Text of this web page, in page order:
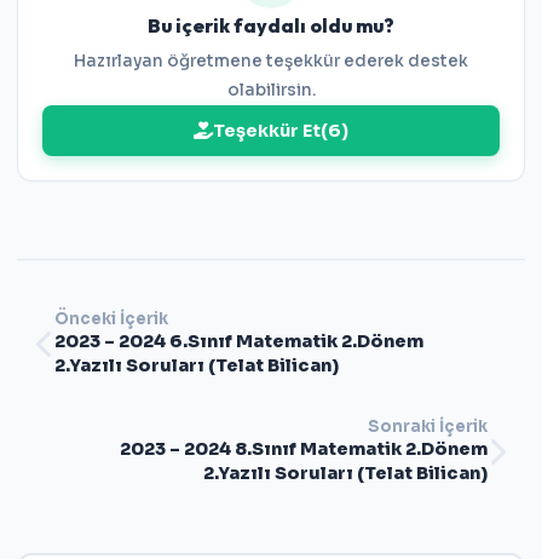
Bu içerik faydalı oldu mu?
Hazırlayan öğretmene teşekkür ederek destek
olabilirsin.
Teşekkür Et(6)
Önceki İçerik
2023 – 2024 6.Sınıf Matematik 2.Dönem
2.Yazılı Soruları (Telat Bilican)
Sonraki İçerik
2023 – 2024 8.Sınıf Matematik 2.Dönem
2.Yazılı Soruları (Telat Bilican)